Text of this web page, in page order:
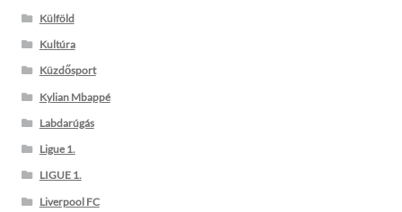
Külföld
Kultúra
Küzdősport
Kylian Mbappé
Labdarúgás
Ligue 1.
LIGUE 1.
Liverpool FC